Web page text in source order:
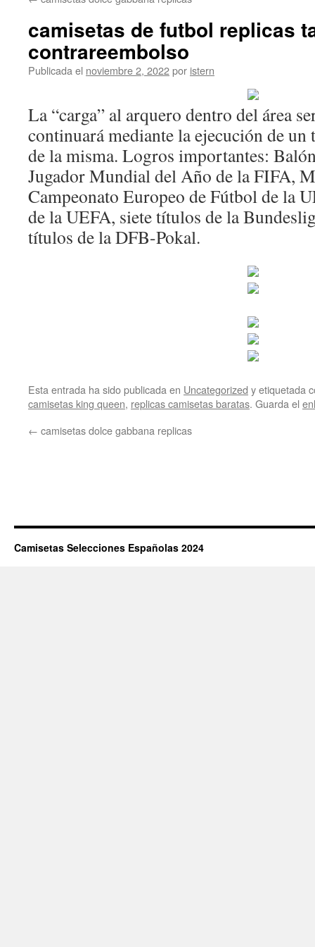
camisetas de futbol replicas
contrareembolso
Publicada el noviembre 2, 2022por istern
La “carga” al arquero dentro del área
continuará mediante la ejecución de
de la misma. Logros importantes:
Jugador Mundial del Año de la FIFA,
Campeonato Europeo de Fútbol de la
de la UEFA, siete títulos de la
títulos de la DFB-Pokal.
Esta entrada ha sido publicada en Uncategorized y etiquetada
camisetas king queen, replicas camisetas baratas. Guarda el
← camisetas dolce gabbana replicas
Camisetas Selecciones Españolas 2024